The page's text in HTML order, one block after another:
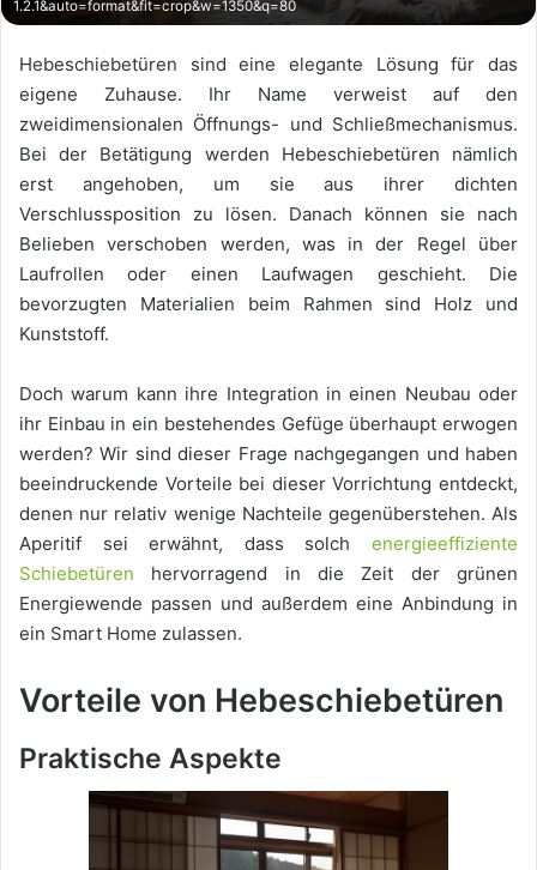
1.2.1&auto=format&fit=crop&w=1350&q=80
Hebeschiebetüren sind eine elegante Lösung für das
eigene Zuhause. Ihr Name verweist auf den
zweidimensionalen Öffnungs- und Schließmechanismus.
Bei der Betätigung werden Hebeschiebetüren nämlich
erst angehoben, um sie aus ihrer dichten
Verschlussposition zu lösen. Danach können sie nach
Belieben verschoben werden, was in der Regel über
Laufrollen oder einen Laufwagen geschieht. Die
bevorzugten Materialien beim Rahmen sind Holz und
Kunststoff.
Doch warum kann ihre Integration in einen Neubau oder
ihr Einbau in ein bestehendes Gefüge überhaupt erwogen
werden? Wir sind dieser Frage nachgegangen und haben
beeindruckende Vorteile bei dieser Vorrichtung entdeckt,
denen nur relativ wenige Nachteile gegenüberstehen. Als
Aperitif sei erwähnt, dass solch energieeffiziente
Schiebetüren hervorragend in die Zeit der grünen
Energiewende passen und außerdem eine Anbindung in
ein Smart Home zulassen.
Vorteile von Hebeschiebetüren
Praktische Aspekte